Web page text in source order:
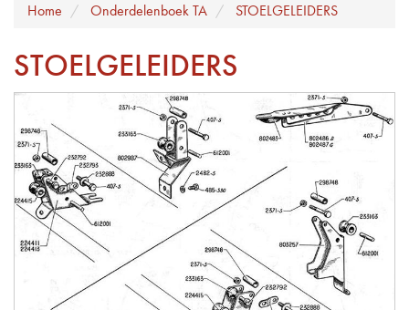
Home Onderdelenboek TA STOELGELEIDERS
STOELGELEIDERS